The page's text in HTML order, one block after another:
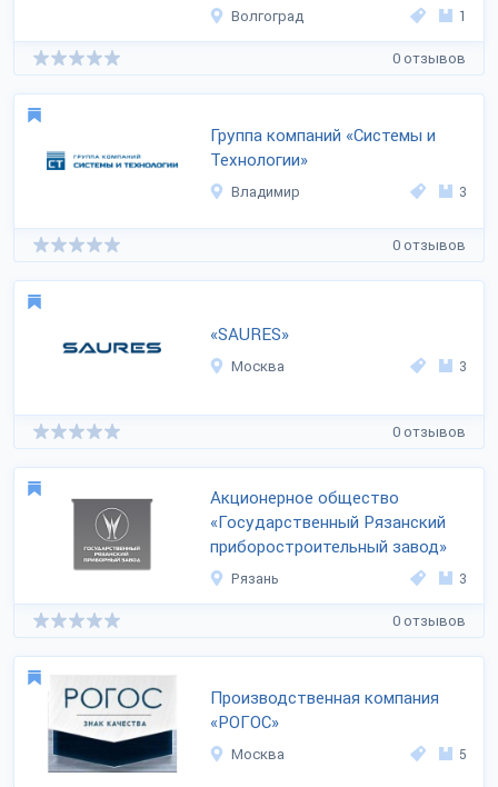
Волгоград 1
0 отзывов
Группа компаний «Системы и
Технологии»
Владимир 3
0 отзывов
«SAURES»
Москва 3
0 отзывов
Акционерное общество
«Государственный Рязанский
приборостроительный завод»
Рязань 3
0 отзывов
Производственная компания
«РОГОС»
Москва 5